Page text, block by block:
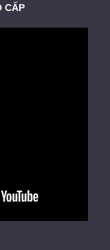
CẤP